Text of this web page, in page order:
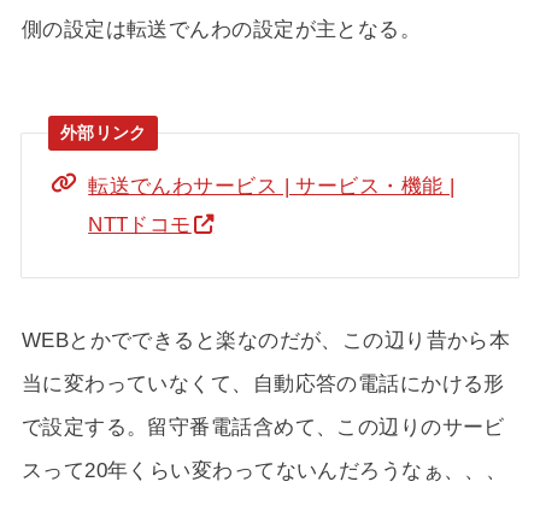
側の設定は転送でんわの設定が主となる。
転送でんわサービス | サービス・機能 |
NTTドコモ
WEBとかでできると楽なのだが、この辺り昔から本
当に変わっていなくて、自動応答の電話にかける形
で設定する。留守番電話含めて、この辺りのサービ
スって20年くらい変わってないんだろうなぁ、、、